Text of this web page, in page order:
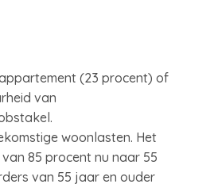
(23 procent) of
van
woonlasten. Het
85 procent nu naar 55
van 55 jaar en ouder